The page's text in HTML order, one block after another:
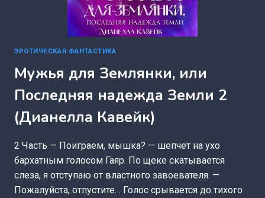
ЭРОТИЧЕСКАЯ ФАНТАСТИКА
Мужья для Землянки, или
Последняя надежда Земли 2
(Дианелла Кавейк)
2 Часть — Поиграем, мышка? — шепчет на ухо
бархатным голосом Гаяр. По щеке скатывается
слеза, я отступаю от властного завоевателя. —
Пожалуйста, отпустите… Голос срывается до тихого